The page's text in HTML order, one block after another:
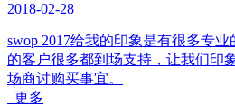
2018-02-28
swop 2017给我的印象是有很多专
的客户很多都到场支持，让我们印
场商讨购买事宜。
更多